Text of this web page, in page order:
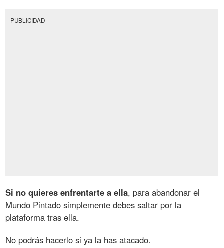
PUBLICIDAD
Si no quieres enfrentarte a ella, para abandonar el
Mundo Pintado simplemente debes saltar por la
plataforma tras ella.
No podrás hacerlo si ya la has atacado.